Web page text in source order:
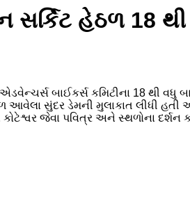
સર્કિટ હેઠળ
બાઈકર્સ કમિટીના 18 થી
આવેલા સુંદર ડેમની મુલાકાત લીધી
જેવા પવિત્ર અને સ્થળોના દર્શન